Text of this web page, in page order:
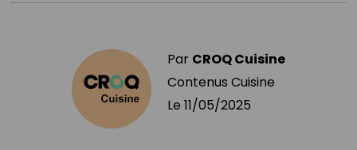
Par CROQ Cuisine
Contenus Cuisine
Le 11/05/2025